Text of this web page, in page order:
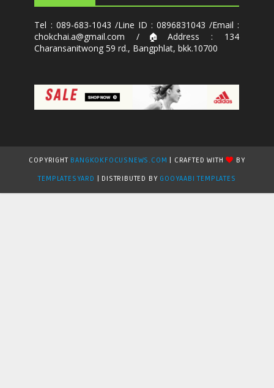
Tel : 089-683-1043 /Line ID : 0896831043 /Email :
chokchai.a@gmail.com /🏠Address : 134
Charansanitwong 59 rd., Bangphlat, bkk.10700
COPYRIGHT BANGKOKFOCUSNEWS.COM | CRAFTED WITH
BY
TEMPLATESYARD
| DISTRIBUTED BY GOOYAABI TEMPLATES